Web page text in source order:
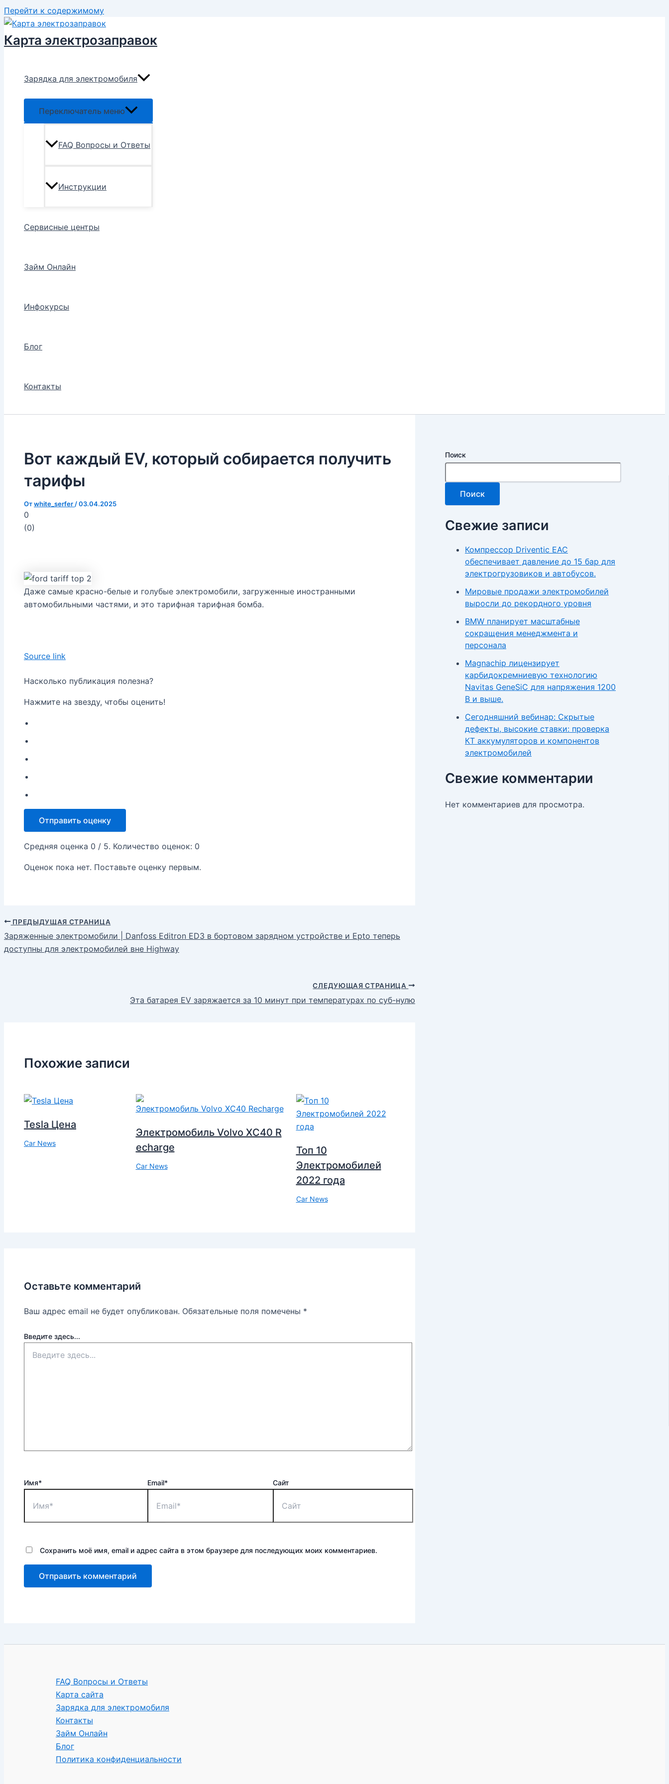
Перейти к содержимому
Карта электрозаправок
Зарядка для электромобиля
Переключатель меню
FAQ Вопросы и Ответы
Инструкции
Сервисные центры
Займ Онлайн
Инфокурсы
Блог
Контакты
Вот каждый EV, который собирается получить
тарифы
Отwhite_serfer /03.04.2025
0
(0)
Даже самые красно-белые и голубые электромобили, загруженные иностранными
автомобильными частями, и это тарифная тарифная бомба.
Source link
Насколько публикация полезна?
Нажмите на звезду, чтобы оценить!
Отправить оценку
Средняя оценка 0 / 5. Количество оценок: 0
Оценок пока нет. Поставьте оценку первым.
ПРЕДЫДУЩАЯ СТРАНИЦА
Заряженные электромобили | Danfoss Editron ED3 в бортовом зарядном устройстве и Epto теперь
доступны для электромобилей вне Highway
СЛЕДУЮЩАЯ СТРАНИЦА
Эта батарея EV заряжается за 10 минут при температурах по суб-нулю
Похожие записи
Tesla Цена
Car News
Электромобиль Volvo XC40 R
echarge
Car News
Топ 10
Электромобилей
2022 года
Car News
Оставьте комментарий
Ваш адрес email не будет опубликован. Обязательные поля помечены *
Введите здесь...
Имя* Email* Сайт
Сохранить моё имя, email и адрес сайта в этом браузере для последующих моих комментариев.
Поиск
Поиск
Свежие записи
Компрессор Driventic EAC
обеспечивает давление до 15 бар для
электрогрузовиков и автобусов.
Мировые продажи электромобилей
выросли до рекордного уровня
BMW планирует масштабные
сокращения менеджмента и
персонала
Magnachip лицензирует
карбидокремниевую технологию
Navitas GeneSiC для напряжения 1200
В и выше.
Сегодняшний вебинар: Скрытые
дефекты, высокие ставки: проверка
КТ аккумуляторов и компонентов
электромобилей
Свежие комментарии
Нет комментариев для просмотра.
FAQ Вопросы и Ответы
Карта сайта
Зарядка для электромобиля
Контакты
Займ Онлайн
Блог
Политика конфиденциальности